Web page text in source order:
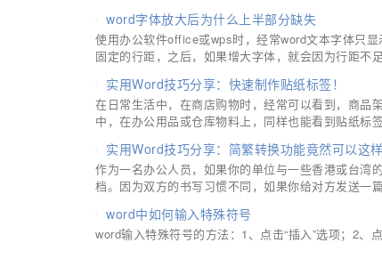
word字体放大后为什么上半部分缺失
使用办公软件office或wps时，经常word文本字体只
固定的行距，之后，如果增大字体，就会因为行距不
实用Word技巧分享：快速制作贴纸标签！
在日常生活中，在商店购物时，经常可以看到，商品
中，在办公用品或仓库物料上，同样也能看到贴纸标
实用Word技巧分享：简繁转换功能竟然可以这样
作为一名办公人员，如果你的单位与一些香港或台湾
档。因为双方的书写习惯不同，如果你给对方发送一
word中如何输入特殊符号
word输入特殊符号的方法：1、点击“插入”选项；2、